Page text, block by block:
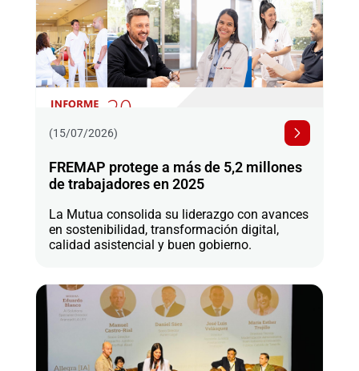
(15/07/2026)
FREMAP protege a más de 5,2 millones
de trabajadores en 2025
La Mutua consolida su liderazgo con avances
en sostenibilidad, transformación digital,
calidad asistencial y buen gobierno.